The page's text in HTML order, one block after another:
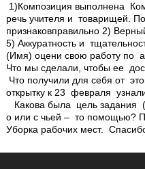
1)Композиция выполнена
речь учителя и товарищей.
признаковправильно 2)
5) Аккуратность и
(Имя) оцени свою работу по
Что мы сделали, чтобы ее
Что получили для себя от
открытку к 23 февраля
Какова была цель задания
о или с чьей – то помощью?­
Уборка рабочих мест.